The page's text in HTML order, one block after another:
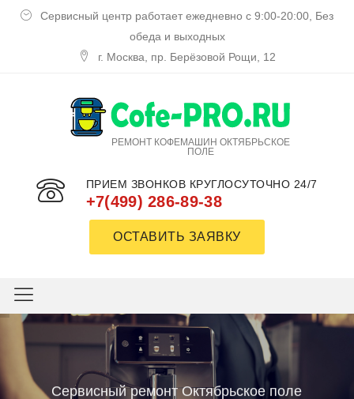
Сервисный центр работает ежедневно с 9:00-20:00, Без
обеда и выходных
г. Москва, пр. Берёзовой Рощи, 12
РЕМОНТ КОФЕМАШИН ОКТЯБРЬСКОЕ
ПОЛЕ
ПРИЕМ ЗВОНКОВ КРУГЛОСУТОЧНО 24/7
+7(499) 286-89-38
ОСТАВИТЬ ЗАЯВКУ
Сервисный ремонт Октябрьское поле